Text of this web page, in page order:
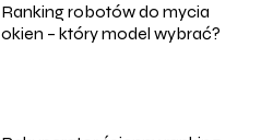
Ranking robotów do mycia
okien – który model wybrać?